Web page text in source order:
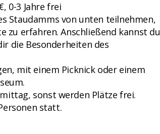
0-3 Jahre frei
Staudamms von unten teilnehmen,
zu erfahren. Anschließend kannst du
die Besonderheiten des
mit einem Picknick oder einem
sonst werden Plätze frei.
statt.